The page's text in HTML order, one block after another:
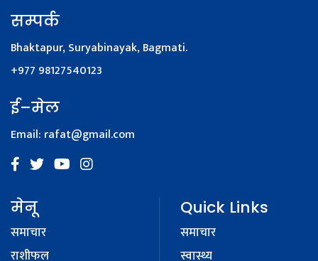
सम्पर्क
Bhaktapur, Suryabinayak, Bagmati.
+977 98127540123
ई–मेल
Email: rafat@gmail.com
मेनू
समाचार
राशीफल
Quick Links
समाचार
स्वास्थ्य